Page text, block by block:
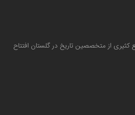
از متخصصین تاریخ در گلستان افتتاح